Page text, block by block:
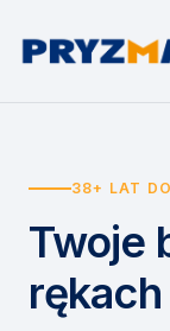
Urządzenia
Drukarki i
Etykiety i
Skanery i
Monitory
Niszczarki
Wynajem
Wynajem
Asystent druku
EZD RP
Misja szkoła
Serwis
38+ LAT
Twoje
rękach